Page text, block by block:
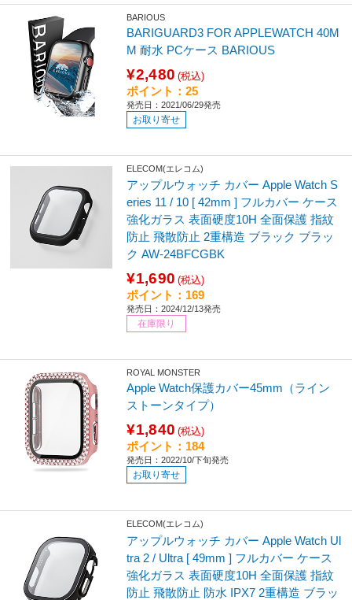
BARIOUS
BARIGUARD3 FOR APPLEWATCH 40M
M 耐水 PCケース BARIOUS
¥2,480 (税込)
ポイント：25
発売日：2021/06/29発売
お取り寄せ
ELECOM(エレコム)
アップルウォッチ カバー Apple Watch S
eries 11 / 10 [ 42mm ] フルカバー ケース
強化ガラス 表面硬度10H 全面保護 指紋
防止 飛散防止 2重構造 ブラック ブラッ
ク AW-24BFCGBK
¥1,690 (税込)
ポイント：169
発売日：2024/12/13発売
在庫限り
ROYAL MONSTER
Apple Watch保護カバー45mm（ライン
ストーンタイプ）
¥1,840 (税込)
ポイント：184
発売日：2022/10/下旬発売
お取り寄せ
ELECOM(エレコム)
アップルウォッチ カバー Apple Watch Ul
tra 2 / Ultra [ 49mm ] フルカバー ケース
強化ガラス 表面硬度10H 全面保護 指紋
防止 飛散防止 防水 IPX7 2重構造 ブラッ